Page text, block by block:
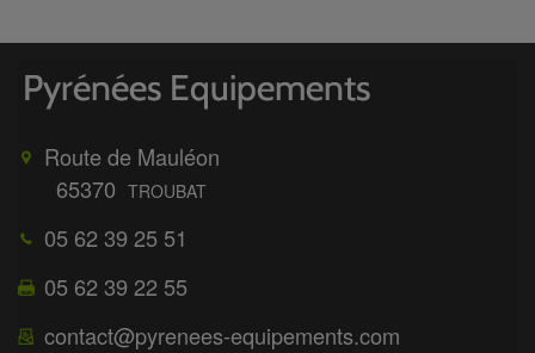
Route de Mauléon
65370 TROUBAT
05 62 39 25 51
05 62 39 22 55
contact@pyrenees-equipements.com